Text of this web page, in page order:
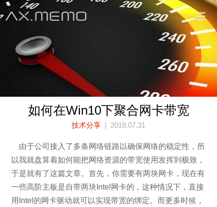
如何在Win10下聚合网卡带宽
技术分享 | 2018.07.31
由于公司接入了多条网络链路以确保网络的稳定性，所
以我就盘算着如何能把网络资源的带宽使用发挥到极致，
于是就有了这篇文章。首先，你需要有两块网卡，现在有
一些高阶主板是自带两块Intel网卡的，这种情况下，直接
用Intel的网卡驱动就可以实现带宽的绑定。而更多时候，